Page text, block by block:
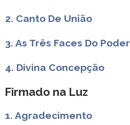
2. Canto De União
3. As Três Faces Do Poder
4. Divina Concepção
Firmado na Luz
1. Agradecimento